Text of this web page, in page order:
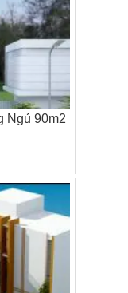
Ngủ 90m2